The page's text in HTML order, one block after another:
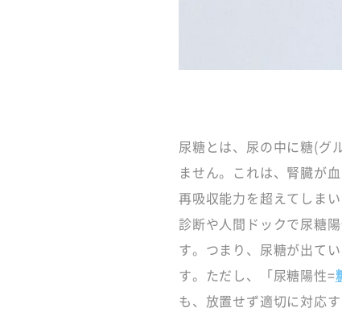
尿糖とは、尿の中に糖(グ
ません。これは、腎臓が
再吸収能力を超えてしま
診断や人間ドックで尿糖
す。つまり、尿糖が出て
す。ただし、「尿糖陽性=
も、放置せず適切に対応